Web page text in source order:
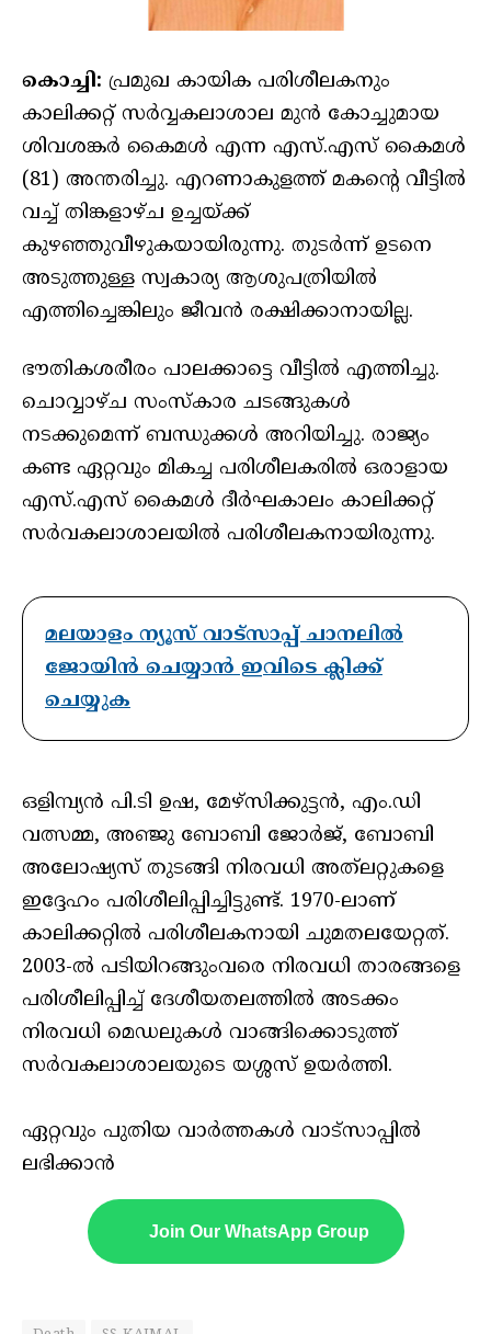
കൊച്ചി: പ്രമുഖ കായിക പരിശീലകനും
കാലിക്കറ്റ് സർവ്വകലാശാല മുൻ കോച്ചുമായ
ശിവശങ്കർ കൈമൾ എന്ന എസ്.എസ് കൈമൾ
(81) അന്തരിച്ചു. എറണാകുളത്ത് മകന്റെ വീട്ടിൽ
വച്ച് തിങ്കളാഴ്ച ഉച്ചയ്ക്ക്
കുഴഞ്ഞുവീഴുകയായിരുന്നു. തുടർന്ന് ഉടനെ
അടുത്തുള്ള സ്വകാര്യ ആശുപത്രിയിൽ
എത്തിച്ചെങ്കിലും ജീവൻ രക്ഷിക്കാനായില്ല.
ഭൗതികശരീരം പാലക്കാട്ടെ വീട്ടിൽ എത്തിച്ചു.
ചൊവ്വാഴ്ച സംസ്‌കാര ചടങ്ങുകൾ
നടക്കുമെന്ന് ബന്ധുക്കൾ അറിയിച്ചു. രാജ്യം
കണ്ട ഏറ്റവും മികച്ച പരിശീലകരിൽ ഒരാളായ
എസ്.എസ് കൈമൾ ദീർഘകാലം കാലിക്കറ്റ്
സർവകലാശാലയിൽ പരിശീലകനായിരുന്നു.
മലയാളം ന്യൂസ് വാട്സാപ്പ് ചാനലിൽ
ജോയിൻ ചെയ്യാൻ ഇവിടെ ക്ലിക്ക്
ചെയ്യുക
ഒളിമ്പ്യൻ പി.ടി ഉഷ, മേഴ്‌സിക്കുട്ടൻ, എം.ഡി
വത്സമ്മ, അഞ്ജു ബോബി ജോർജ്, ബോബി
അലോഷ്യസ് തുടങ്ങി നിരവധി അത്‌ലറ്റുകളെ
ഇദ്ദേഹം പരിശീലിപ്പിച്ചിട്ടുണ്ട്. 1970-ലാണ്
കാലിക്കറ്റിൽ പരിശീലകനായി ചുമതലയേറ്റത്.
2003-ൽ പടിയിറങ്ങുംവരെ നിരവധി താരങ്ങളെ
പരിശീലിപ്പിച്ച് ദേശീയതലത്തിൽ അടക്കം
നിരവധി മെഡലുകൾ വാങ്ങിക്കൊടുത്ത്
സർവകലാശാലയുടെ യശ്ശസ് ഉയർത്തി.
ഏറ്റവും പുതിയ വാർത്തകൾ വാട്സാപ്പിൽ
ലഭിക്കാൻ
Join Our WhatsApp Group